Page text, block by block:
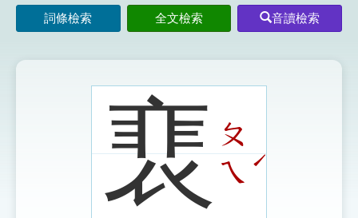
言
搜
示
片
搜
鍵
圖
詞條檢索 全文檢索 音讀檢索
裵 ㄆ
ㄟˊ